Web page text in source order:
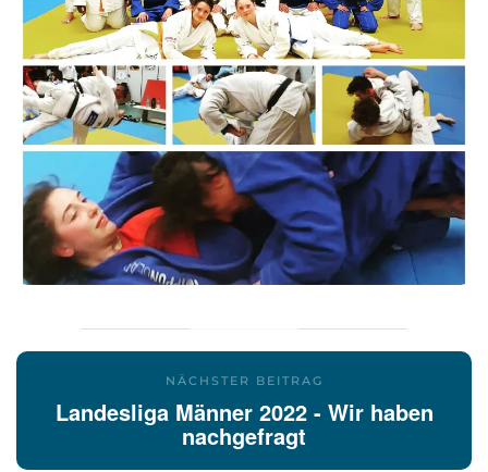
NÄCHSTER BEITRAG
Landesliga Männer 2022 - Wir haben
nachgefragt